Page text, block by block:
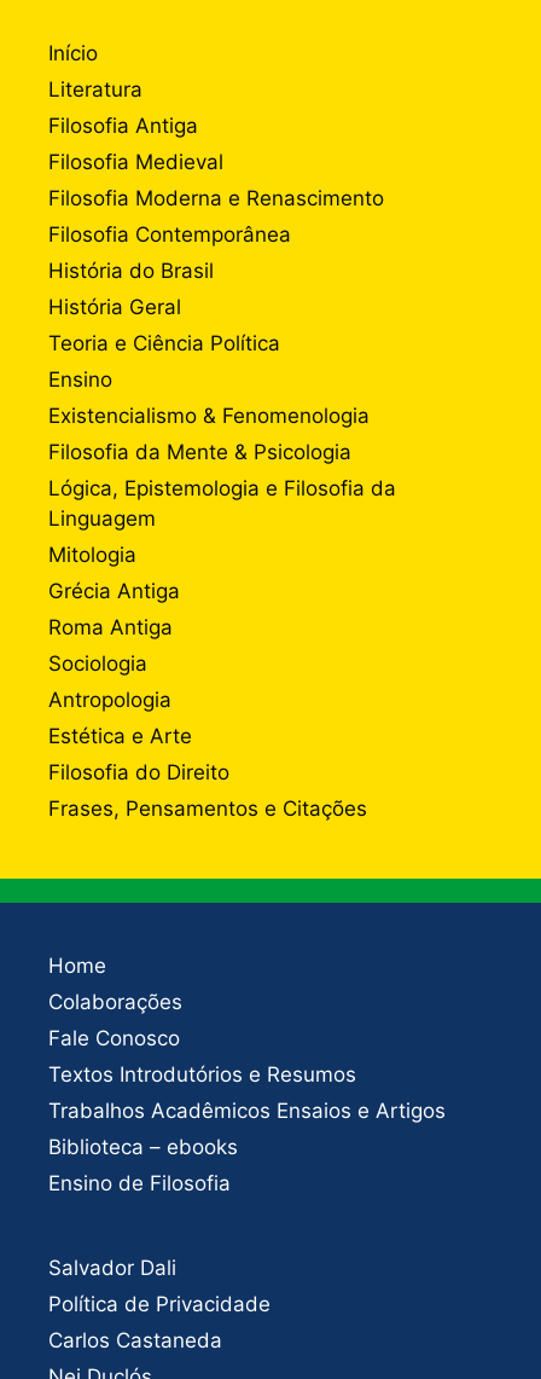
Início
Literatura
Filosofia Antiga
Filosofia Medieval
Filosofia Moderna e Renascimento
Filosofia Contemporânea
História do Brasil
História Geral
Teoria e Ciência Política
Ensino
Existencialismo & Fenomenologia
Filosofia da Mente & Psicologia
Lógica, Epistemologia e Filosofia da
Linguagem
Mitologia
Grécia Antiga
Roma Antiga
Sociologia
Antropologia
Estética e Arte
Filosofia do Direito
Frases, Pensamentos e Citações
Home
Colaborações
Fale Conosco
Textos Introdutórios e Resumos
Trabalhos Acadêmicos Ensaios e Artigos
Biblioteca – ebooks
Ensino de Filosofia
Salvador Dali
Política de Privacidade
Carlos Castaneda